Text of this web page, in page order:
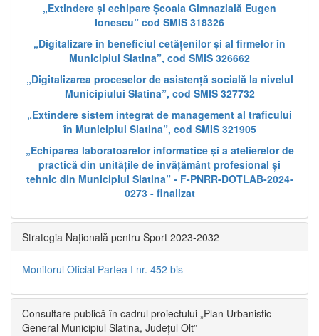
„Extindere și echipare Școala Gimnazială Eugen
Ionescu” cod SMIS 318326
„Digitalizare în beneficiul cetățenilor și al firmelor în
Municipiul Slatina”, cod SMIS 326662
„Digitalizarea proceselor de asistență socială la nivelul
Municipiului Slatina”, cod SMIS 327732
„Extindere sistem integrat de management al traficului
în Municipiul Slatina”, cod SMIS 321905
„Echiparea laboratoarelor informatice și a atelierelor de
practică din unitățile de învățământ profesional și
tehnic din Municipiul Slatina” - F-PNRR-DOTLAB-2024-
0273 - finalizat
Strategia Națională pentru Sport 2023-2032
Monitorul Oficial Partea I nr. 452 bis
Consultare publică în cadrul proiectului „Plan Urbanistic
General Municipiul Slatina, Județul Olt”